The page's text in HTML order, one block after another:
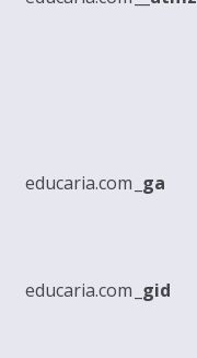
educaria.com _ga
educaria.com _gid